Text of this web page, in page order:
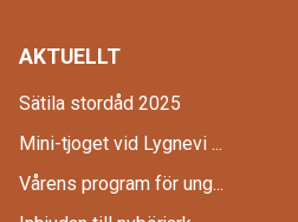
AKTUELLT
Sätila stordåd 2025
Mini-tjoget vid Lygnevi ...
Vårens program för ung...